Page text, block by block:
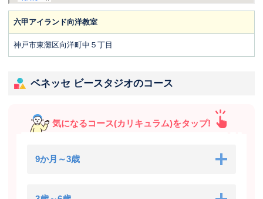
六甲アイランド向洋教室
神戸市東灘区向洋町中５丁目
ベネッセ ビースタジオのコース
気になるコース(カリキュラム)をタップ!
9か月～3歳